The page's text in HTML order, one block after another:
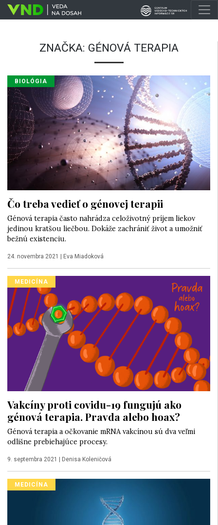
ZNAČKA: GÉNOVÁ TERAPIA
BIOLÓGIA
Čo treba vedieť o génovej terapii
Génová terapia často nahrádza celoživotný príjem liekov
jedinou kratšou liečbou. Dokáže zachrániť život a umožniť
bežnú existenciu.
24. novembra 2021 Eva Miadoková
MEDICÍNA
Vakcíny proti covidu-19 fungujú ako
génová terapia. Pravda alebo hoax?
Génová terapia a očkovanie mRNA vakcínou sú dva veľmi
odlišne prebiehajúce procesy.
9. septembra 2021 | Denisa Koleničová
MEDICÍNA